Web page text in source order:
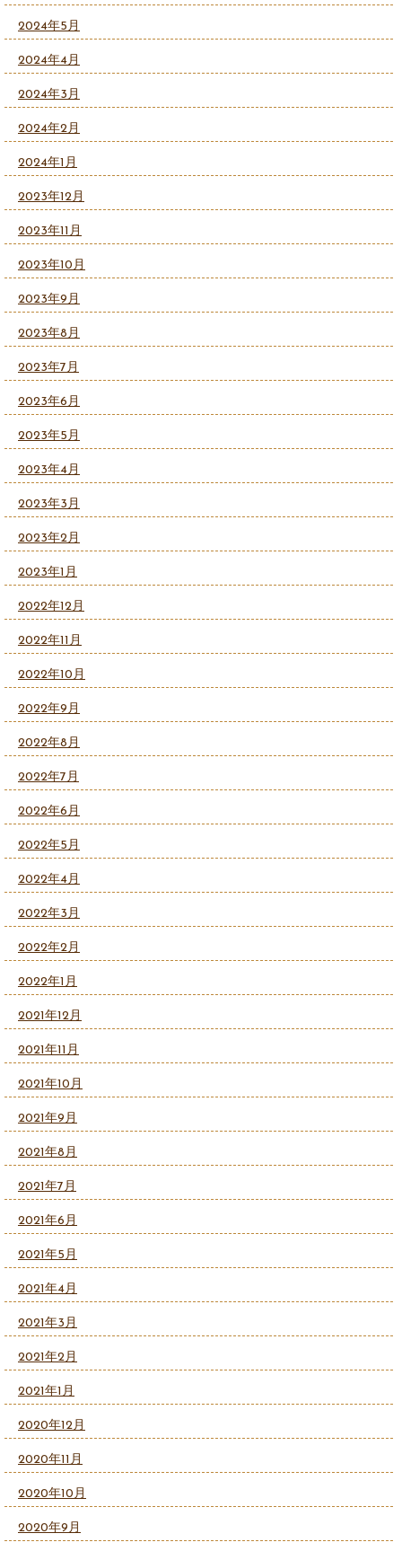
2024年5月
2024年4月
2024年3月
2024年2月
2024年1月
2023年12月
2023年11月
2023年10月
2023年9月
2023年8月
2023年7月
2023年6月
2023年5月
2023年4月
2023年3月
2023年2月
2023年1月
2022年12月
2022年11月
2022年10月
2022年9月
2022年8月
2022年7月
2022年6月
2022年5月
2022年4月
2022年3月
2022年2月
2022年1月
2021年12月
2021年11月
2021年10月
2021年9月
2021年8月
2021年7月
2021年6月
2021年5月
2021年4月
2021年3月
2021年2月
2021年1月
2020年12月
2020年11月
2020年10月
2020年9月